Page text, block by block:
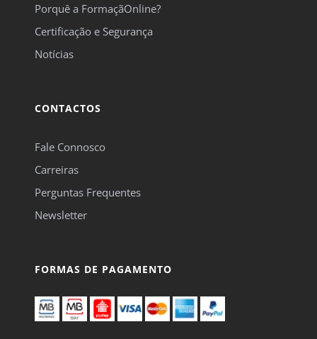
Porquê a FormaçãOnline?
Certificação e Segurança
Notícias
CONTACTOS
Fale Connosco
Carreiras
Perguntas Frequentes
Newsletter
FORMAS DE PAGAMENTO